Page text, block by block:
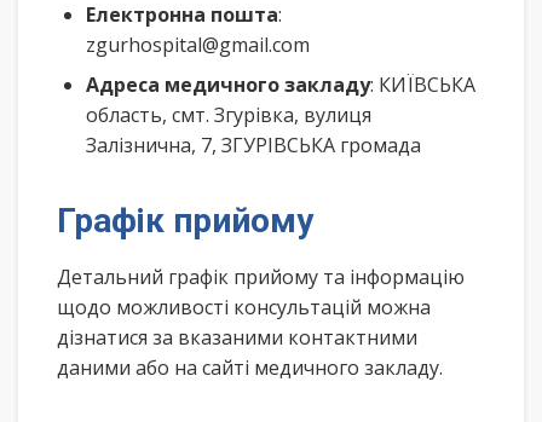
Електронна пошта:
zgurhospital@gmail.com
Адреса медичного закладу: КИЇВСЬКА
область, смт. Згурівка, вулиця
Залізнична, 7, ЗГУРІВСЬКА громада
Графік прийому
Детальний графік прийому та інформацію
щодо можливості консультацій можна
дізнатися за вказаними контактними
даними або на сайті медичного закладу.